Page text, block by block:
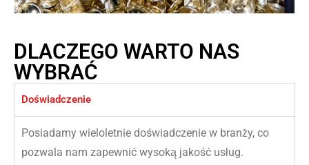
DLACZEGO WARTO NAS
WYBRAĆ
Doświadczenie
Posiadamy wieloletnie doświadczenie w branży, co
pozwala nam zapewnić wysoką jakość usług.